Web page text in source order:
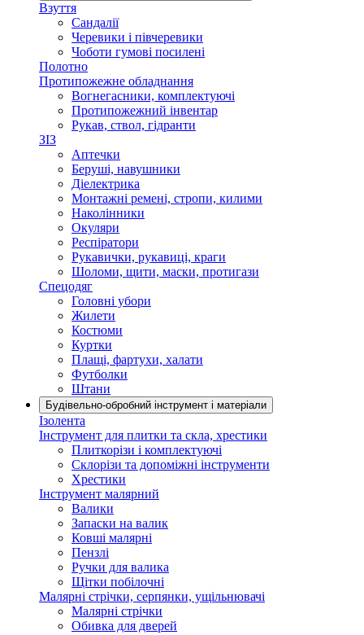
Взуття
Сандалії
Черевики і півчеревики
Чоботи гумові посилені
Полотно
Протипожежне обладнання
Вогнегасники, комплектуючі
Протипожежний інвентар
Рукав, ствол, гідранти
ЗІЗ
Аптечки
Беруші, навушники
Діелектрика
Монтажні ремені, стропи, килими
Наколінники
Окуляри
Респіратори
Рукавички, рукавиці, краги
Шоломи, щити, маски, протигази
Спецодяг
Головні убори
Жилети
Костюми
Куртки
Плащі, фартухи, халати
Футболки
Штани
Будівельно-обробний інструмент і матеріали
Ізолента
Інструмент для плитки та скла, хрестики
Плиткорізи і комплектуючі
Склорізи та допоміжні інструменти
Хрестики
Інструмент малярний
Валики
Запаски на валик
Ковші малярні
Пензлі
Ручки для валика
Щітки побілочні
Малярні стрічки, серпянки, ущільнювачі
Малярні стрічки
Обивка для дверей